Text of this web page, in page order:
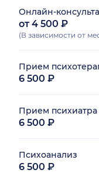
Онлайн-
от 4 500 ₽
(В зависимости от
Прием
6 500 ₽
Прием психиатра
6 500 ₽
Психоанализ
6 500 ₽